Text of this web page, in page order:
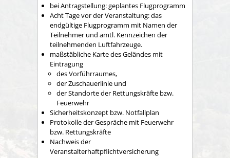
bei Antragstellung: geplantes Flugprogramm
Acht Tage vor der Veranstaltung:das
endgültige Flugprogramm mit Namen der
Teilnehmer und amtl. Kennzeichen der
teilnehmenden Luftfahrzeuge.
maßstäbliche Karte des Geländes mit
Eintragung
des Vorführraumes,
der Zuschauerlinie und
der Standorte der Rettungskräfte bzw.
Feuerwehr
Sicherheitskonzept bzw. Notfallplan
Protokolle der Gespräche mit Feuerwehr
bzw. Rettungskräfte
Nachweis der
Veranstalterhaftpflichtversicherung